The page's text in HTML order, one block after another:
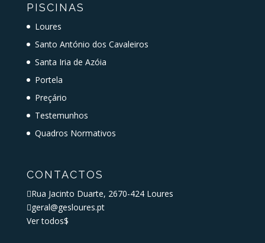
PISCINAS
Loures
Santo António dos Cavaleiros
Santa Iria de Azóia
Portela
Preçário
Testemunhos
Quadros Normativos
CONTACTOS
Rua Jacinto Duarte, 2670-424 Loures
geral@gesloures.pt
Ver todos$